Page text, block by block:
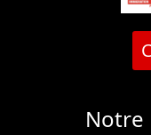
Notre